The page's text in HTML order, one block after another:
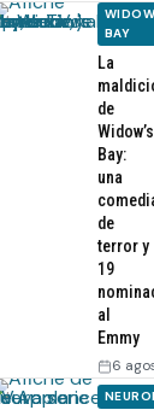
BAY
La
de
Widow’s
Bay:
una
de
terror y
19
al
Emmy
6